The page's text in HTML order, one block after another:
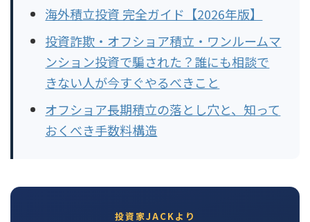
海外積立投資 完全ガイド【2026年版】
投資詐欺・オフショア積立・ワンルームマ
ンション投資で騙された？誰にも相談で
きない人が今すぐやるべきこと
オフショア長期積立の落とし穴と、知って
おくべき手数料構造
投資家JACKより